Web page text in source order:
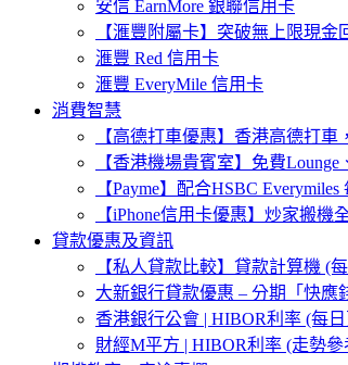
安信 EarnMore 銀聯信用卡
【滙豐附屬卡】突破無上限現金
滙豐 Red 信用卡
滙豐 EveryMile 信用卡
消費智慧
【高德打車優惠】香港高德打
【香港機場貴賓室】免費
【Payme】配合HSBC
【iPhone信用卡優惠】炒家搬機
貸款優惠及資訊
【私人貸款比較】貸款計算機 (
大新銀行貸款優惠 – 分期「快應
香港銀行公會 | HIBOR利率 (每
財經M平方 | HIBOR利率 (走勢參